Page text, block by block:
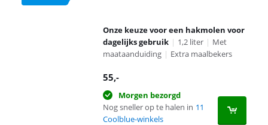
Onze keuze voor een hakmolen voor
dagelijks gebruik | 1,2 liter | Met
maataanduiding | Extra maalbekers
55,-
Morgen bezorgd
Nog sneller op te halen in 11
Coolblue-winkels